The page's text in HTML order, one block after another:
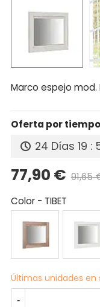
Marco espejo mod.
Oferta por
24 Días 19 :
77,90 € 91,65
Color - TIBET
Últimas unidades en
-